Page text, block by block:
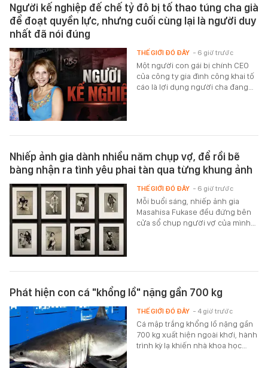
Người kế nghiệp đế chế tỷ đô bị tố thao túng cha già
để đoạt quyền lực, nhưng cuối cùng lại là người duy
nhất đã nói đúng
Một người con gái bị chính CEO
của công ty gia đình công khai tố
cáo là lợi dụng người cha đang…
THẾ GIỚI ĐÓ ĐÂY - 6 giờ trước
Nhiếp ảnh gia dành nhiều năm chụp vợ, để rồi bẽ
bàng nhận ra tình yêu phai tàn qua từng khung ảnh
Mỗi buổi sáng, nhiếp ảnh gia
Masahisa Fukase đều đứng bên
cửa sổ chụp người vợ của mình…
THẾ GIỚI ĐÓ ĐÂY - 6 giờ trước
Phát hiện con cá "khổng lồ" nặng gần 700 kg
Cá mập trắng khổng lồ nặng gần
700 kg xuất hiện ngoài khơi, hành
trình kỳ lạ khiến nhà khoa học…
THẾ GIỚI ĐÓ ĐÂY - 4 giờ trước